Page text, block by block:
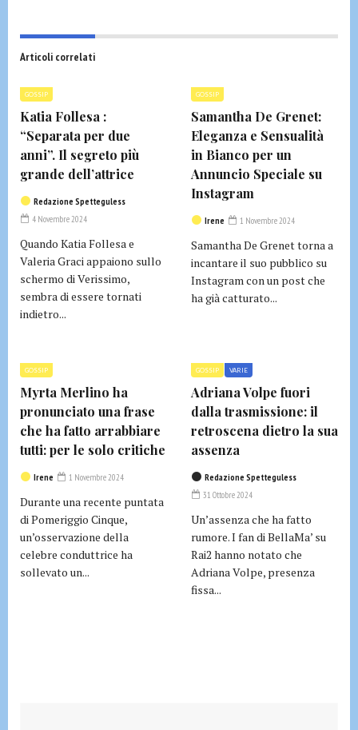
Articoli correlati
GOSSIP
Katia Follesa :
“Separata per due
anni”. Il segreto più
grande dell’attrice
Redazione Spetteguless
4 Novembre 2024
Quando Katia Follesa e
Valeria Graci appaiono sullo
schermo di Verissimo,
sembra di essere tornati
indietro...
GOSSIP
Samantha De Grenet:
Eleganza e Sensualità
in Bianco per un
Annuncio Speciale su
Instagram
Irene 1 Novembre 2024
Samantha De Grenet torna a
incantare il suo pubblico su
Instagram con un post che
ha già catturato...
GOSSIP
Myrta Merlino ha
pronunciato una frase
che ha fatto arrabbiare
tutti: per le solo critiche
Irene 1 Novembre 2024
Durante una recente puntata
di Pomeriggio Cinque,
un’osservazione della
celebre conduttrice ha
sollevato un...
GOSSIP VARIE
Adriana Volpe fuori
dalla trasmissione: il
retroscena dietro la sua
assenza
Redazione Spetteguless
31 Ottobre 2024
Un’assenza che ha fatto
rumore. I fan di BellaMa’ su
Rai2 hanno notato che
Adriana Volpe, presenza
fissa...